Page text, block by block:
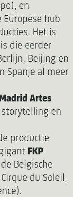
en
hub
Het is
die eerder
Beijing en
Spanje al meer
Artes
en
productie
FKP
Belgische
du Soleil,